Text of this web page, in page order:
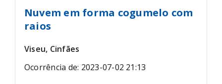
Nuvem em forma cogumelo com
raios
Viseu, Cinfães
Ocorrência de: 2023-07-02 21:13